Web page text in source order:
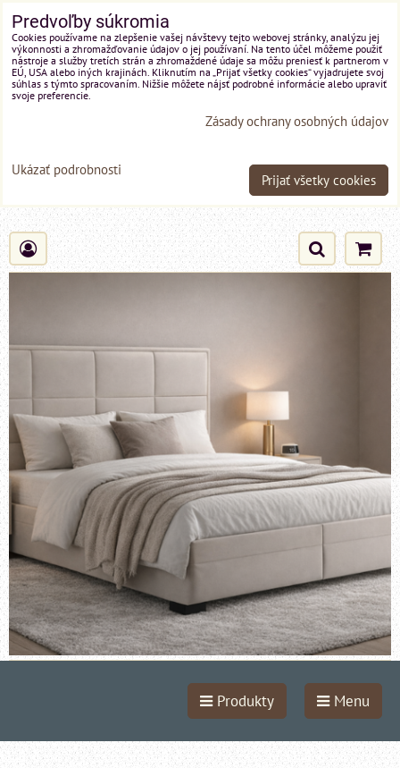
Produkty Menu
Predvoľby súkromia
Cookies používame na zlepšenie vašej návštevy tejto webovej stránky, analýzu jej
výkonnosti a zhromažďovanie údajov o jej používaní. Na tento účel môžeme použiť
nástroje a služby tretích strán a zhromaždené údaje sa môžu preniesť k partnerom v
EÚ, USA alebo iných krajinách. Kliknutím na „Prijať všetky cookies“ vyjadrujete svoj
súhlas s týmto spracovaním. Nižšie môžete nájsť podrobné informácie alebo upraviť
svoje preferencie.
Zásady ochrany osobných údajov
Ukázať podrobnosti
Prijať všetky cookies